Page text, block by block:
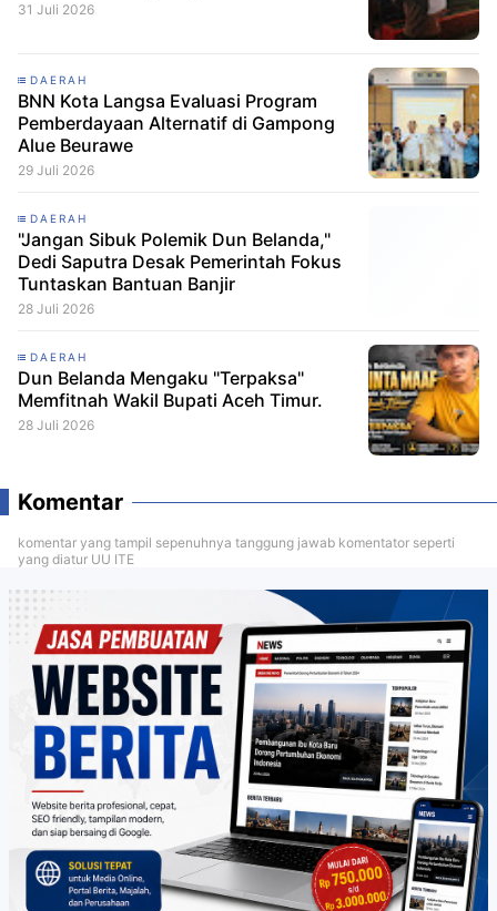
31 Juli 2026
DAERAH
BNN Kota Langsa Evaluasi Program
Pemberdayaan Alternatif di Gampong
Alue Beurawe
29 Juli 2026
DAERAH
"Jangan Sibuk Polemik Dun Belanda,"
Dedi Saputra Desak Pemerintah Fokus
Tuntaskan Bantuan Banjir
28 Juli 2026
DAERAH
Dun Belanda Mengaku "Terpaksa"
Memfitnah Wakil Bupati Aceh Timur.
28 Juli 2026
Komentar
komentar yang tampil sepenuhnya tanggung jawab komentator seperti
yang diatur UU ITE